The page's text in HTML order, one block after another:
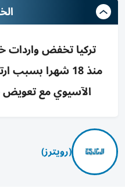
تركيا تخفض واردات
منذ 18 شهرا
الآسيوي مع
(رويترز)